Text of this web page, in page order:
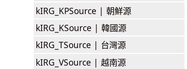
kIRG_KPSource | 朝鮮源
kIRG_KSource | 韓國源
kIRG_TSource | 台灣源
kIRG_VSource | 越南源